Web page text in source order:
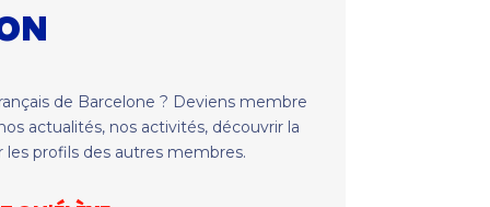
de Barcelone ? Deviens membre
actualités, nos activités, découvrir la
les profils des autres membres.